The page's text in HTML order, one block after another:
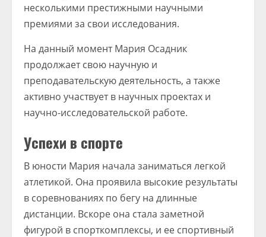
несколькими престижными научными
премиями за свои исследования.
На данный момент Мария Осадник
продолжает свою научную и
преподавательскую деятельность, а также
активно участвует в научных проектах и
научно-исследовательской работе.
Успехи в спорте
В юности Мария начала заниматься легкой
атлетикой. Она проявила высокие результаты
в соревнованиях по бегу на длинные
дистанции. Вскоре она стала заметной
фигурой в спорткомплексы, и ее спортивный